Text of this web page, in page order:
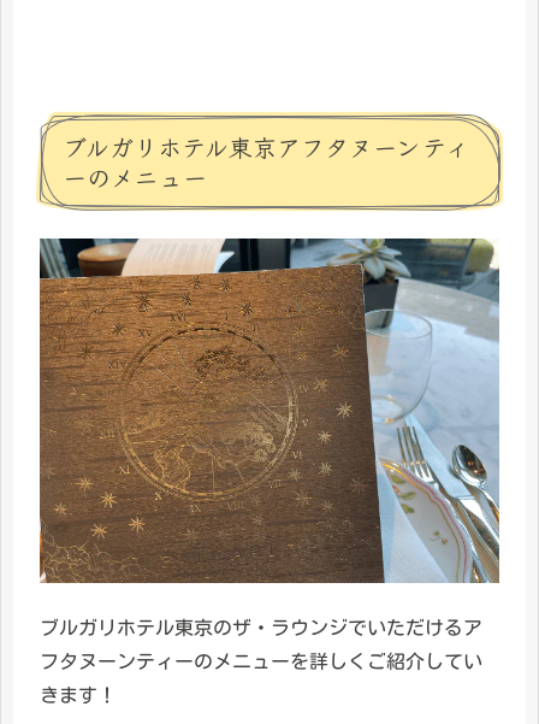
ブルガリホテル東京アフタヌーンティ
ーのメニュー
ブルガリホテル東京のザ・ラウンジでいただけるア
フタヌーンティーのメニューを詳しくご紹介してい
きます！